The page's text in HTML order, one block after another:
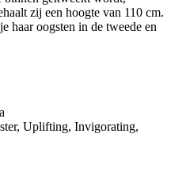
zij een hoogte van 110 cm.
haar oogsten in de tweede en
Uplifting, Invigorating,